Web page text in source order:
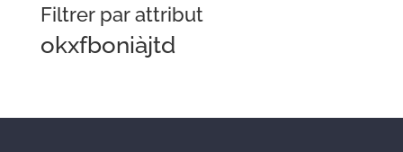
Filtrer par attribut
okxfboniàjtd